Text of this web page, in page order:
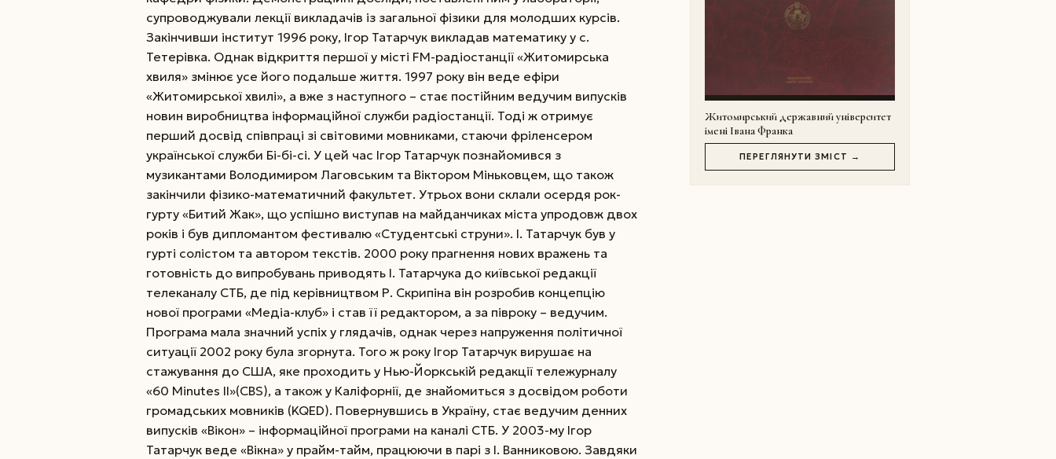
супроводжували лекції викладачів із загальної фізики для молодших курсів.
Закінчивши інститут 1996 року, Ігор Татарчук викладав математику у с.
Тетерівка. Однак відкриття першої у місті FM-радіостанції «Житомирська
хвиля» змінює усе його подальше життя. 1997 року він веде ефіри
«Житомирської хвилі», а вже з наступного – стає постійним ведучим випусків
новин виробництва інформаційної служби радіостанції. Тоді ж отримує
перший досвід співпраці зі світовими мовниками, стаючи фріленсером
української служби Бі-бі-сі. У цей час Ігор Татарчук познайомився з
музикантами Володимиром Лаговським та Віктором Міньковцем, що також
закінчили фізико-математичний факультет. Утрьох вони склали осердя рок-
гурту «Битий Жак», що успішно виступав на майданчиках міста упродовж двох
років і був дипломантом фестивалю «Студентські струни». І. Татарчук був у
гурті солістом та автором текстів. 2000 року прагнення нових вражень та
готовність до випробувань приводять І. Татарчука до київської редакції
телеканалу СТБ, де під керівництвом Р. Скрипіна він розробив концепцію
нової програми «Медіа-клуб» і став її редактором, а за півроку – ведучим.
Програма мала значний успіх у глядачів, однак через напруження політичної
ситуації 2002 року була згорнута. Того ж року Ігор Татарчук вирушає на
стажування до США, яке проходить у Нью-Йоркській редакції тележурналу
«60 Minutes IІ»(CBS), а також у Каліфорнії, де знайомиться з досвідом роботи
громадських мовників (KQED). Повернувшись в Україну, стає ведучим денних
випусків «Вікон» – інформаційної програми на каналі СТБ. У 2003-му Ігор
Татарчук веде «Вікна» у прайм-тайм, працюючи в парі з І. Ванниковою. Завдяки
Житомирський державний університет
імені Івана Франка
ПЕРЕГЛЯНУТИ ЗМІСТ →